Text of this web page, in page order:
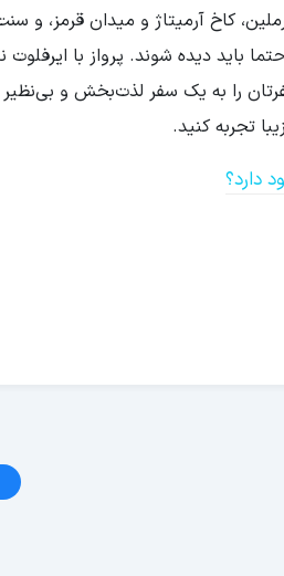
کاخ آرمیتاژ و میدان قرمز، و
باید دیده شوند. پرواز با ایرفلوت
را به یک سفر لذت‌بخش و
تجربه کنید.
دارد؟